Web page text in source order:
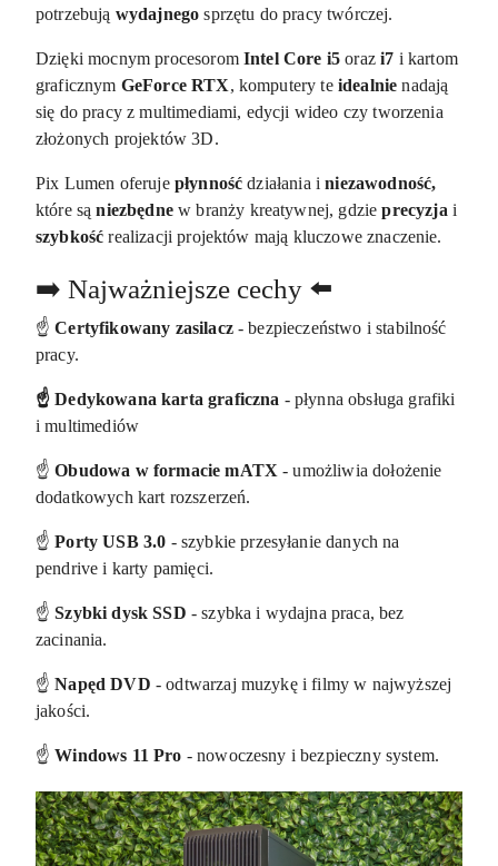
potrzebują wydajnego sprzętu do pracy twórczej.
Dzięki mocnym procesorom Intel Core i5 orazi7 i kartom
graficznym GeForce RTX, komputery te idealnie nadają
się do pracy z multimediami, edycji wideo czy tworzenia
złożonych projektów 3D.
Pix Lumen oferuje płynność działania iniezawodność,
które sąniezbędnew branży kreatywnej, gdzieprecyzja i
szybkość realizacji projektów mają kluczowe znaczenie.
➡️ Najważniejsze cechy ⬅️
☝️Certyfikowany zasilacz- bezpieczeństwo i stabilność
pracy.
☝️ Dedykowana karta graficzna - płynna obsługa grafiki
i multimediów
☝️Obudowa w formacie mATX - umożliwia dołożenie
dodatkowych kart rozszerzeń.
☝️Porty USB 3.0 - szybkie przesyłanie danych na
pendrive i karty pamięci.
☝️Szybki dysk SSD - szybka i wydajna praca, bez
zacinania.
☝️Napęd DVD - odtwarzaj muzykę i filmy w najwyższej
jakości.
☝️Windows 11 Pro - nowoczesny i bezpieczny system.